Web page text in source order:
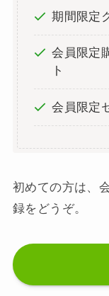
期間限定
会員限定
ト
会員限定
初めての方は、
録をどうぞ。